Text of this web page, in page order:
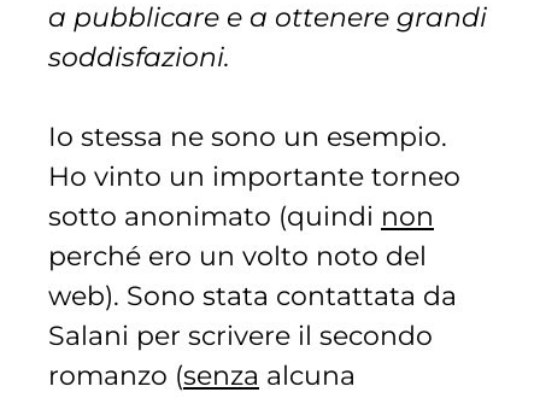
a pubblicare e a ottenere grandi
soddisfazioni.
Io stessa ne sono un esempio.
Ho vinto un importante torneo
sotto anonimato (quindi non
perché ero un volto noto del
web). Sono stata contattata da
Salani per scrivere il secondo
romanzo (senza alcuna